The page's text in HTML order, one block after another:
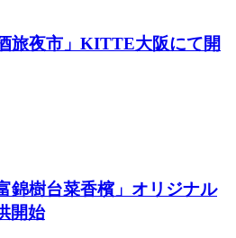
旅夜市」KITTE大阪にて開
錦樹台菜香檳」オリジナル
開始